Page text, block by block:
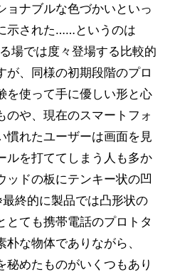
ョナブルな色づかいといっ
示された……というのは
場では度々登場する比較的
が、同様の初期段階のプロ
を使って手に優しい形と心
のや、現在のスマートフォ
慣れたユーザーは画面を見
ルを打ててしまう人も多か
ッドの板にテンキー状の凹
終的に製品では凸形状の
とても携帯電話のプロトタ
な物体でありながら、
めたものがいくつもあり